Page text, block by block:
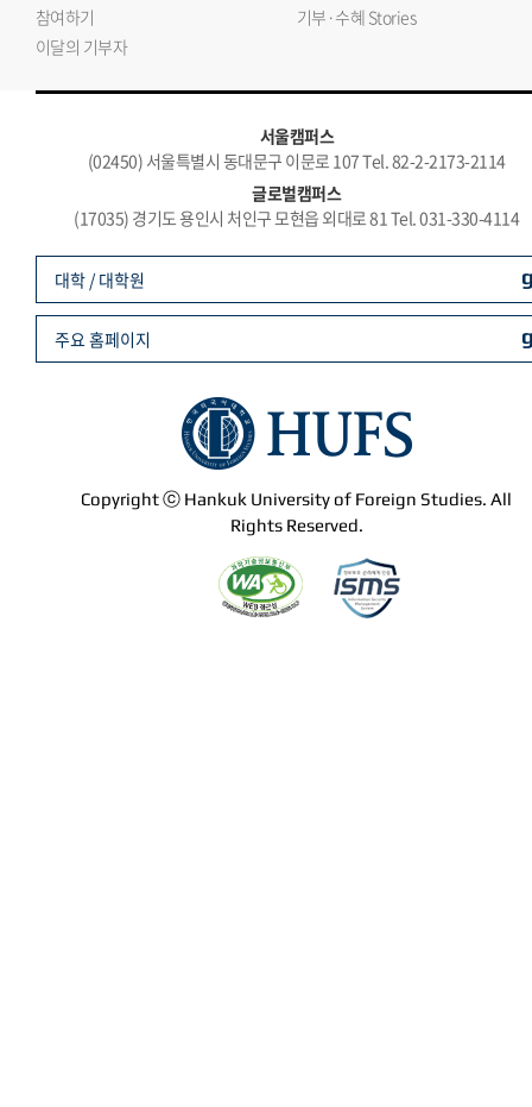
참여하기
기부·수혜 Stories
이달의 기부자
서울캠퍼스
(02450) 서울특별시 동대문구 이문로 107 Tel. 82-2-2173-2114
글로벌캠퍼스
(17035) 경기도 용인시 처인구 모현읍 외대로 81 Tel. 031-330-4114
Copyright ⓒ Hankuk University of Foreign Studies. All
Rights Reserved.
대학 / 대학원
주요 홈페이지